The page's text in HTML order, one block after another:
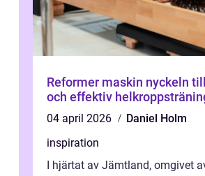
Reformer maskin nyckeln till skonsam
och effektiv
04 april 2026
Daniel Holm
inspiration
I hjärtat av Jämtland, omgivet